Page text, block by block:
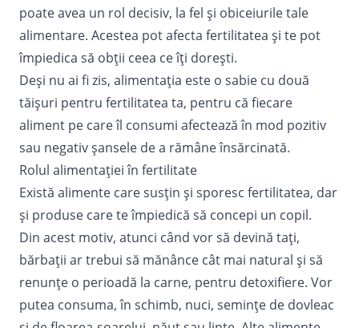
poate avea un rol decisiv, la fel şi obiceiurile tale
alimentare. Acestea pot afecta fertilitatea şi te pot
împiedica să obţii ceea ce îţi doreşti.
Deşi nu ai fi zis, alimentaţia este o sabie cu două
tăişuri pentru fertilitatea ta, pentru că fiecare
aliment pe care îl consumi afectează în mod pozitiv
sau negativ şansele de a rămâne însărcinată.
Rolul alimentației în fertilitate
Există alimente care susţin şi sporesc fertilitatea, dar
şi produse care te împiedică să concepi un copil.
Din acest motiv, atunci când vor să devină taţi,
bărbații ar trebui să mănânce cât mai natural și să
renunțe o perioadă la carne, pentru detoxifiere. Vor
putea consuma, în schimb, nuci, semințe de dovleac